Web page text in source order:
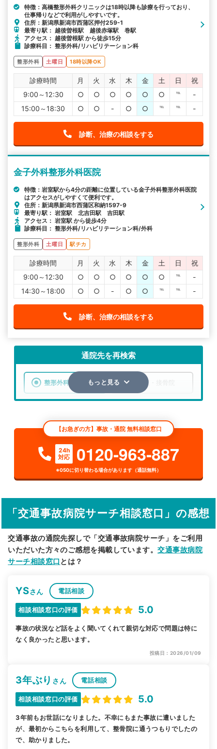
特徴：高橋整形外科クリニックは18時以降も診療を行っており、
仕事帰りなどで利用がしやすいです。
住所：新潟県新潟市西蒲区押付259-1
最寄り駅： 越後曽根駅 越後赤塚駅 巻駅
アクセス： 越後曽根駅 から徒歩15分
診療科目： 整形外科/リハビリテーション科
整形外科 土曜日 18時以降OK
診療時間 月 火 水 木 金 土 日
祝
9:00～12:30
○ ○ ○ ○ ○ ○ ℡
-
15:00～18:30
○ ○ - ○ ○ ℡ ℡ -
診断、治療の相談をする
金子外科整形外科医院
特徴：岩室駅から4分の距離に位置している金子外科整形外科医院
はアクセスがしやすくて便利です。
住所：新潟県新潟市西蒲区和納1597-9
最寄り駅： 岩室駅 北吉田駅 吉田駅
アクセス： 岩室駅 から徒歩4分
診療科目： 整形外科/リハビリテーション科/外科
整形外科 土曜日 駅チカ
診療時間 月 火 水 木 金 土 日
祝
9:00～12:30
○ ○ ○ ○ ○ ○ ℡
-
14:30～18:00
○ ○ - ○ ○ ℡ ℡ -
診断、治療の相談をする
通院先を再検索
整形外科 整骨院・接骨院
検索する
詳細条件で絞り込む
その他の検索方法
駅から探す 院名から探す
もっと見る
【お急ぎの方】事故・通院 無料相談窓口
24h
対応
0120-963-887
※050に切り替わる場合があります（通話無料）
「交通事故病院サーチ相談窓口」の感想
交通事故の通院先探しで「交通事故病院サーチ」をご利用
いただいた方々のご感想を掲載しています。交通事故病院
サーチ相談窓口 とは？
YSさん 電話相談
相談相談窓口の評価 5.0
事故の状況など話をよく聞いてくれて親切な対応で問題は特に
なく良かったと思います。
投稿日：2026/01/09
3年ぶり さん 電話相談
相談相談窓口の評価 5.0
3年前もお世話になりました。不幸にもまた事故に遭いました
が、最初からこちらを利用して、整骨院に通うつもりでしたの
で、助かりました。